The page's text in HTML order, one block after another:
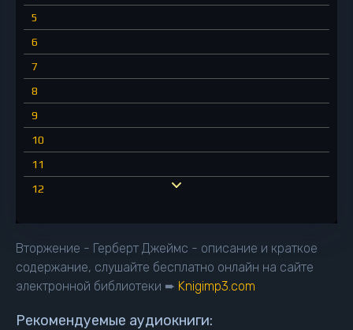
5
6
7
8
9
10
11
12
15
16
Вторжение - Герберт Джеймс - описание и краткое
содержание, слушайте бесплатно онлайн на сайте
электронной библиотеки ➨ Knigimp3.com
Рекомендуемые аудиокниги: